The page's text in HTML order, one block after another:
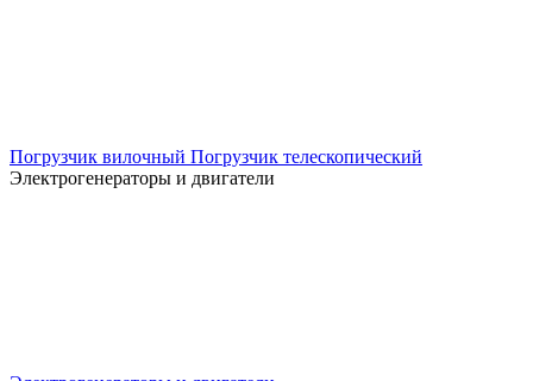
Погрузчик вилочный Погрузчик телескопический
Электрогенераторы и двигатели